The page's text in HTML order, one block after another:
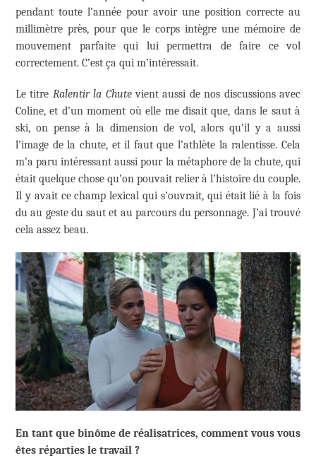
pendant toute l’année pour avoir une position correcte au
millimètre près, pour que le corps intègre une mémoire de
mouvement parfaite qui lui permettra de faire ce vol
correctement. C’est ça qui m’intéressait.
Le titre Ralentir la Chutevient aussi de nos discussions avec
Coline, et d’un moment où elle me disait que, dans le saut à
ski, on pense à la dimension de vol, alors qu’il y a aussi
l’image de la chute, et il faut que l’athlète la ralentisse. Cela
m’a paru intéressant aussi pour la métaphore de la chute, qui
était quelque chose qu’on pouvait relier à l’histoire du couple.
Il y avait ce champ lexical qui s’ouvrait, qui était lié à la fois
du au geste du saut et au parcours du personnage. J’ai trouvé
cela assez beau.
En tant que binôme de réalisatrices, comment vous vous
êtes réparties le travail ?